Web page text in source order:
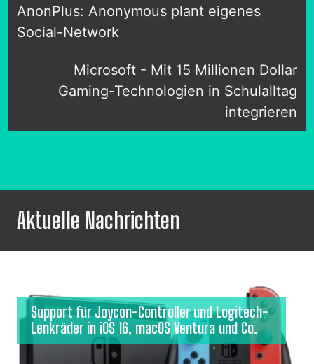
AnonPlus: Anonymous plant eigenes
Social-Network
Microsoft - Mit 15 Millionen Dollar
Gaming-Technologien in Schulalltag
integrieren
Aktuelle Nachrichten
Support für Joycon-Controller und Logitech-
Lenkräder in iOS 16, macOS Ventura und Co.